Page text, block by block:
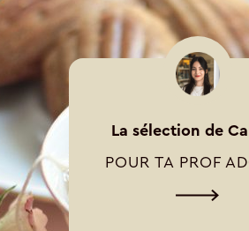
La sélection de
POUR TA PROF